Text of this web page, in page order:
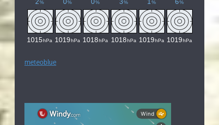
meteoblue